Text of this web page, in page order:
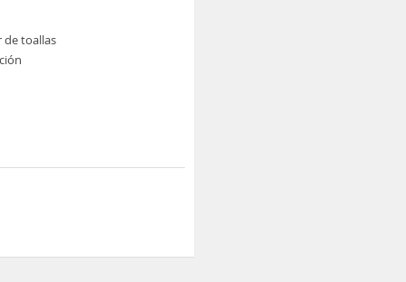
de toallas